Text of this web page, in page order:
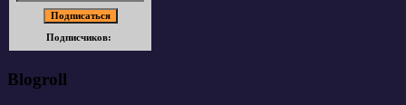
Подписчиков:
Blogroll